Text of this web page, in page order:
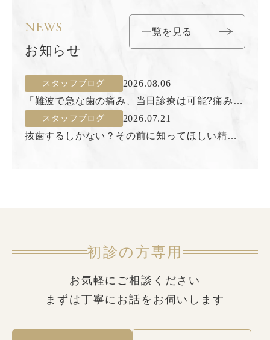
NEWS
お知らせ
一覧を見る
スタッフブログ 2026.08.06
「難波で急な歯の痛み、当日診療は可能?痛みの
原因別対処法」
スタッフブログ 2026.07.21
抜歯するしかない？その前に知ってほしい精密
初診の方専用
お気軽にご相談ください
まずは丁寧にお話をお伺いします